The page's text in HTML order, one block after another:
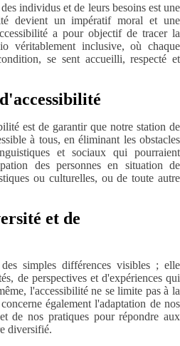
individus et de leurs besoins est une
devient un impératif moral et une
a pour objectif de tracer la
véritablement inclusive, où chaque
se sent accueilli, respecté et
est de garantir que notre station de
à tous, en éliminant les obstacles
et sociaux qui pourraient
des personnes en situation de
ou culturelles, ou de toute autre
et de
simples différences visibles ; elle
de perspectives et d'expériences qui
l'accessibilité ne se limite pas à la
également l'adaptation de nos
de nos pratiques pour répondre aux
diversifié.